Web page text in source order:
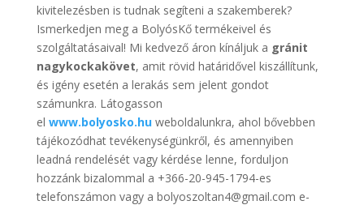
kivitelezésben is tudnak segíteni a szakemberek?
Ismerkedjen meg a BolyósKő termékeivel és
szolgáltatásaival! Mi kedvező áron kínáljuk a gránit
nagykockakövet, amit rövid határidővel kiszállítunk,
és igény esetén a lerakás sem jelent gondot
számunkra. Látogasson
el www.bolyosko.huweboldalunkra, ahol bővebben
tájékozódhat tevékenységünkről, és amennyiben
leadná rendelését vagy kérdése lenne, forduljon
hozzánk bizalommal a +366-20-945-1794-es
telefonszámon vagy a bolyoszoltan4@gmail.com e-